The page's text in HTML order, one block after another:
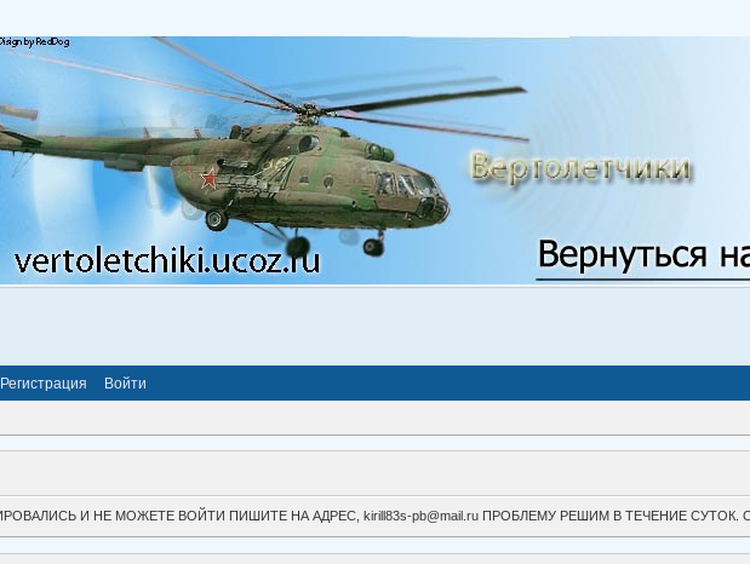
Регистрация Войти
И НЕ МОЖЕТЕ ВОЙТИ ПИШИТЕ НА АДРЕС, kirill83s-pb@mail.ru ПРОБЛЕМУ РЕШИМ В ТЕЧЕНИЕ